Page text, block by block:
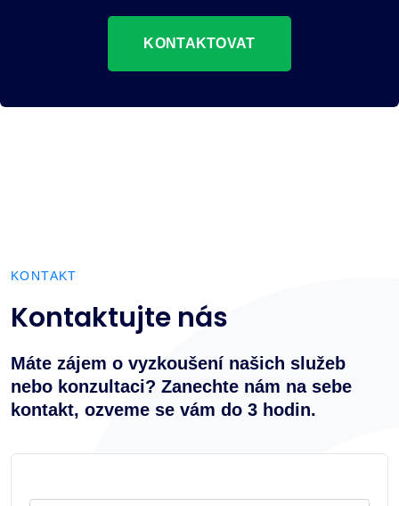
KONTAKTOVAT
KONTAKT
Kontaktujte nás
Máte zájem o vyzkoušení našich služeb
nebo konzultaci? Zanechte nám na sebe
kontakt, ozveme se vám do 3 hodin.